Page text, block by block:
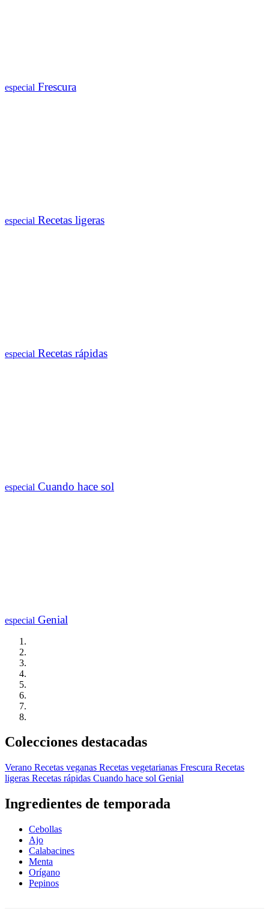
especial Frescura
especial Recetas ligeras
especial Recetas rápidas
especial Cuando hace sol
especial Genial
Colecciones destacadas
Verano Recetas veganas Recetas vegetarianas Frescura Recetas
ligeras Recetas rápidas Cuando hace sol Genial
Ingredientes de temporada
Cebollas
Ajo
Calabacines
Menta
Orígano
Pepinos